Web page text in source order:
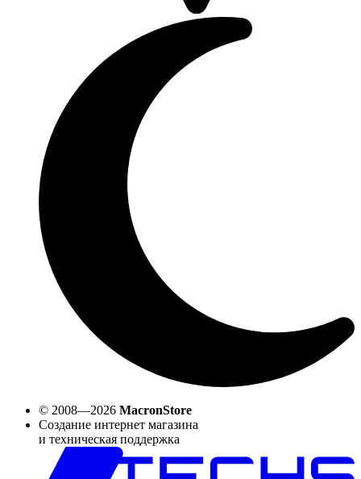
© 2008—2026 MacronStore
Создание интернет магазина
и техническая поддержка